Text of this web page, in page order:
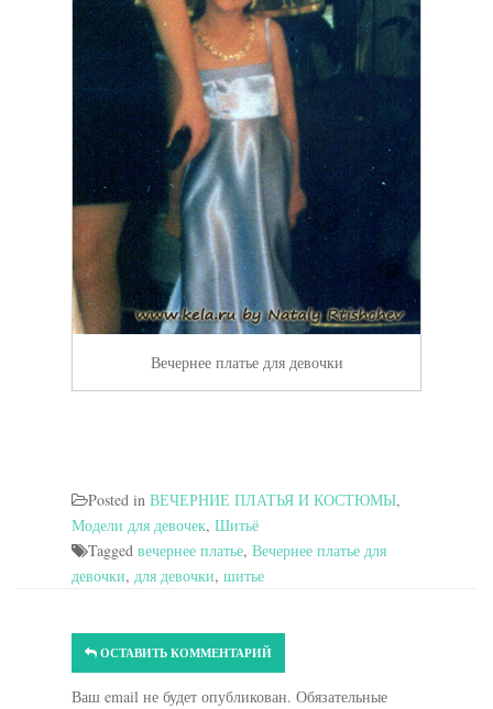
Вечернее платье для девочки
Posted in ВЕЧЕРНИЕ ПЛАТЬЯ И КОСТЮМЫ,
Модели для девочек, Шитьё
Tagged вечернее платье, Вечернее платье для
девочки, для девочки, шитье
ОСТАВИТЬ КОММЕНТАРИЙ
Ваш email не будет опубликован. Обязательные